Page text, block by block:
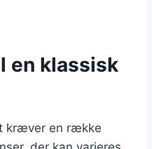
en klassisk
kræver en række